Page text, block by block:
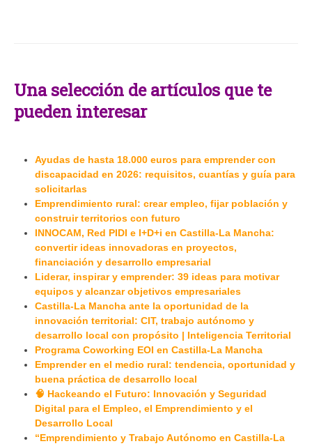
Una selección de artículos que te
pueden interesar
Ayudas de hasta 18.000 euros para emprender con
discapacidad en 2026: requisitos, cuantías y guía para
solicitarlas
Emprendimiento rural: crear empleo, fijar población y
construir territorios con futuro
INNOCAM, Red PIDI e I+D+i en Castilla-La Mancha:
convertir ideas innovadoras en proyectos,
financiación y desarrollo empresarial
Liderar, inspirar y emprender: 39 ideas para motivar
equipos y alcanzar objetivos empresariales
Castilla-La Mancha ante la oportunidad de la
innovación territorial: CIT, trabajo autónomo y
desarrollo local con propósito | Inteligencia Territorial
Programa Coworking EOI en Castilla-La Mancha
Emprender en el medio rural: tendencia, oportunidad y
buena práctica de desarrollo local
🧠 Hackeando el Futuro: Innovación y Seguridad
Digital para el Empleo, el Emprendimiento y el
Desarrollo Local
“Emprendimiento y Trabajo Autónomo en Castilla-La